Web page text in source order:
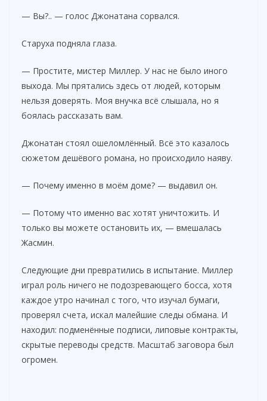
— Вы?.. — голос Джонатана сорвался.
Старуха подняла глаза.
— Простите, мистер Миллер. У нас не было иного
выхода. Мы прятались здесь от людей, которым
нельзя доверять. Моя внучка всё слышала, но я
боялась рассказать вам.
Джонатан стоял ошеломлённый. Всё это казалось
сюжетом дешёвого романа, но происходило наяву.
— Почему именно в моём доме? — выдавил он.
— Потому что именно вас хотят уничтожить. И
только вы можете остановить их, — вмешалась
Жасмин.
Следующие дни превратились в испытание. Миллер
играл роль ничего не подозревающего босса, хотя
каждое утро начинал с того, что изучал бумаги,
проверял счета, искал малейшие следы обмана. И
находил: подменённые подписи, липовые контракты,
скрытые переводы средств. Масштаб заговора был
огромен.